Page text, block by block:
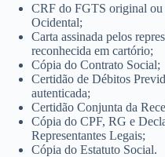
CRF do FGTS original ou
Ocidental;
Carta assinada pelos
reconhecida em cartório;
Cópia do Contrato Social;
Certidão de Débitos
autenticada;
Certidão Conjunta da
Cópia do CPF, RG e
Representantes Legais;
Cópia do Estatuto Social.